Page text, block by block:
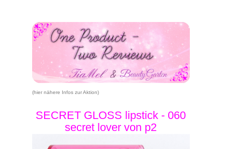
(hier nähere Infos zur Aktion)
SECRET GLOSS lipstick - 060
secret lover von p2